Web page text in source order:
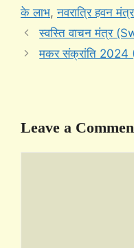
के लाभ,नवरात्रि हवन
स्वस्ति वाचन मंत्र
मकर संक्रांति
Leave a